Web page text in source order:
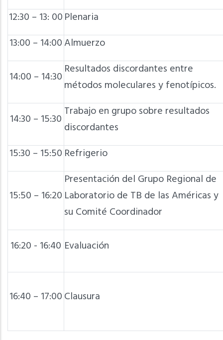
12:30 – 13: 00Plenaria
13:00 – 14:00Almuerzo
14:00 – 14:30 Resultados discordantes entre
métodos moleculares y fenotípicos.
14:30 – 15:30 Trabajo en grupo sobre resultados
discordantes
15:30 – 15:50 Refrigerio
15:50 – 16:20
Presentación del Grupo Regional de
Laboratorio de TB de las Américas y
su Comité Coordinador
16:20 - 16:40 Evaluación
16:40 – 17:00Clausura